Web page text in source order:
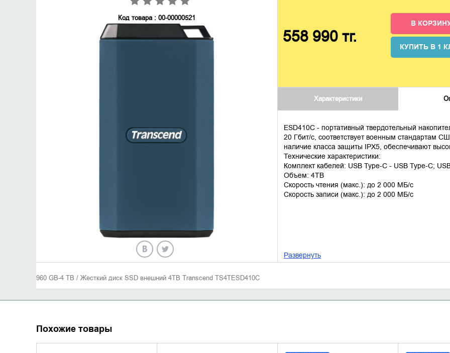
Код товара : 00-00000521
558 990 тг.
В
КУПИТЬ В 1
Характеристики
ESD410C - портативный твердотельный
20 Гбит/с, соответствует военным стандартам
наличие класса защиты IPX5, обеспечивают
Технические характеристики:
Комплект кабелей: USB Type-C - USB Type-C;
Объем: 4TB
Скорость чтения (макс.): до 2 000 MБ/с
Скорость записи (макс.): до 2 000 MБ/с
Развернуть
960 GB-4 TB / Жесткий диск SSD внешний 4TB Transcend TS4TESD410C
Похожие товары